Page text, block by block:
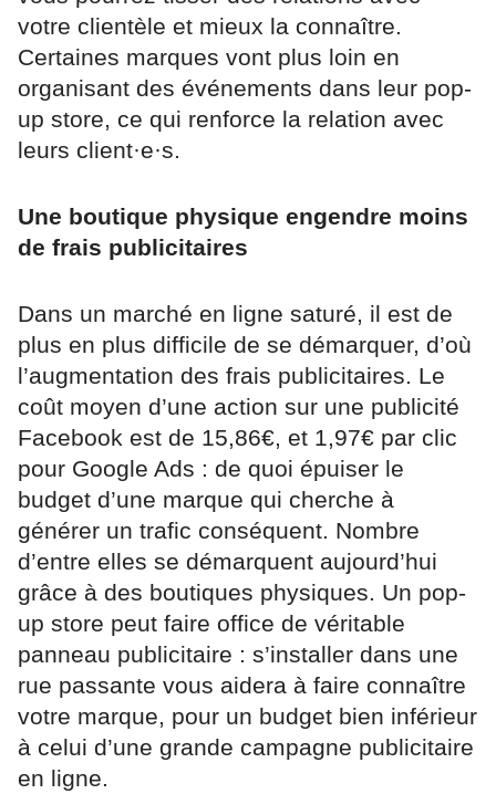
votre clientèle et mieux la connaître.
Certaines marques vont plus loin en
organisant des événements dans leur pop-
up store, ce qui renforce la relation avec
leurs client·e·s.
Une boutique physique engendre moins
de frais publicitaires
Dans un marché en ligne saturé, il est de
plus en plus difficile de se démarquer, d’où
l’augmentation des frais publicitaires. Le
coût moyen d’une action sur une publicité
Facebook est de 15,86€, et 1,97€ par clic
pour Google Ads : de quoi épuiser le
budget d’une marque qui cherche à
générer un trafic conséquent. Nombre
d’entre elles se démarquent aujourd’hui
grâce à des boutiques physiques. Un pop-
up store peut faire office de véritable
panneau publicitaire : s’installer dans une
rue passante vous aidera à faire connaître
votre marque, pour un budget bien inférieur
à celui d’une grande campagne publicitaire
en ligne.